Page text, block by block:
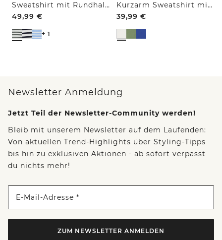
Sweatshirt mit Rundhals und Tunnelzug
49,99 €
+ 1
Kurzarm Sweatshirt mit Embroidery
39,99 €
Newsletter Anmeldung
Jetzt Teil der Newsletter-Community werden!
Bleib mit unserem Newsletter auf dem Laufenden:
Von aktuellen Trend-Highlights über Styling-Tipps
bis hin zu exklusiven Aktionen - ab sofort verpasst
du nichts mehr!
E-Mail-Adresse *
ZUM NEWSLETTER ANMELDEN